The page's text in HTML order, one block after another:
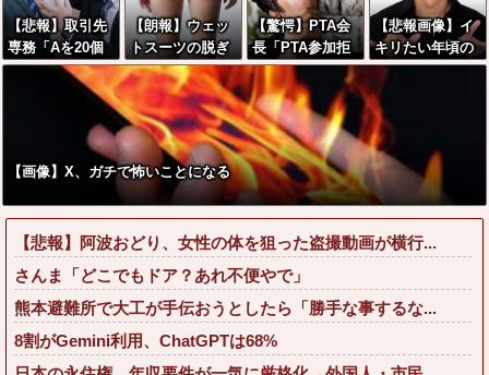
w w w w w w w
w w
【悲報】取引先
専務「Aを20個
注文する」 ぼ
く「いつも1～2
けど本当に20で
あってる？」
取専「あって
う』なったんだ
がコレワイが悪
いん
か？？？？？？
？？
【朗報】ウェッ
トスーツの脱ぎ
方を教えるたっ
た20秒の動画、
900万回以上再
生される
【驚愕】PTA会
長「PTA参加拒
否した親へ最終
警告。こうなっ
てもいい？」←
コレはどっちが
悪いのか？大論
争が巻き起こっ
てしまう…
【悲報画像】イ
キリたい年頃の
中学生さん、和
彫を入れて人生
終了へ←これw
w w w w w
【画像】X、ガチで怖いことになる
【悲報】阿波おどり、女性の体を狙った盗撮動画が横行...
さんま「どこでもドア？あれ不便やで」
熊本避難所で大工が手伝おうとしたら「勝手な事するな...
8割がGemini利用、ChatGPTは68%